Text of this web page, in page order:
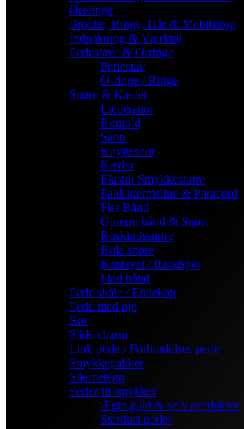
Øreringe
Broche, Ringe, Hår & Mobilstrop
Indpakning & Værktøj
Perlestave & O-ringe
Perlestav
O-ringe / Ringe
Snøre & Kæder
Lædersnor
Bomuld
Satin
Knyttesnor
Kæder
Elastik Smykkesnøre
Faldskærmsline & Paracord
Flet Bånd
Gummi bånd & Snøre
Ruskindssnøre
Bola snøre
Kantsyet / Randsyet
Flad bånd
Perle skåle / Endekap
Perle med øje
Rør
Slide charm
Link perle / Forbindelses perle
Smykkepakker
Stjernetegn
Perler til smykker
Ægte guld & sølv produkter
Stardust perler